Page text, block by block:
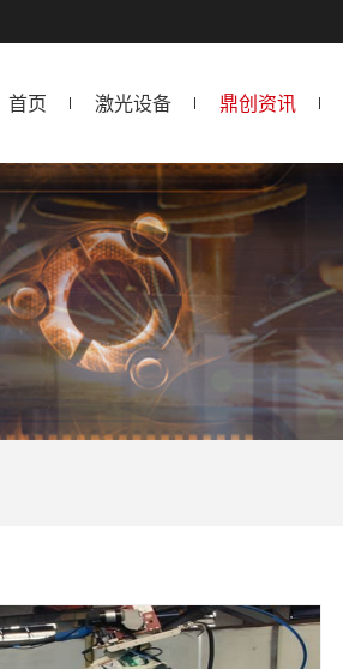
首页 激光设备 鼎创资讯